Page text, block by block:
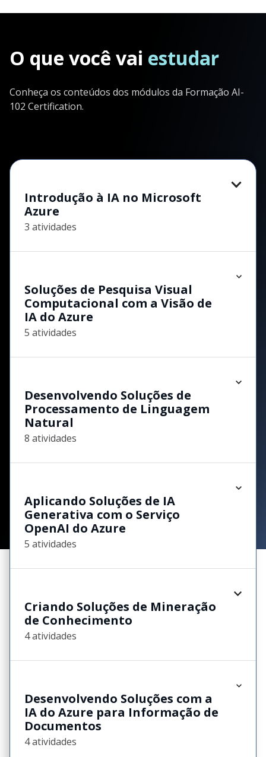
O que você vai estudar
Conheça os conteúdos dos módulos da Formação AI-
102 Certification.
Introdução à IA no Microsoft
Azure
3 atividades
Soluções de Pesquisa Visual
Computacional com a Visão de
IA do Azure
5 atividades
Desenvolvendo Soluções de
Processamento de Linguagem
Natural
8 atividades
Aplicando Soluções de IA
Generativa com o Serviço
OpenAI do Azure
5 atividades
Criando Soluções de Mineração
de Conhecimento
4 atividades
Desenvolvendo Soluções com a
IA do Azure para Informação de
Documentos
4 atividades